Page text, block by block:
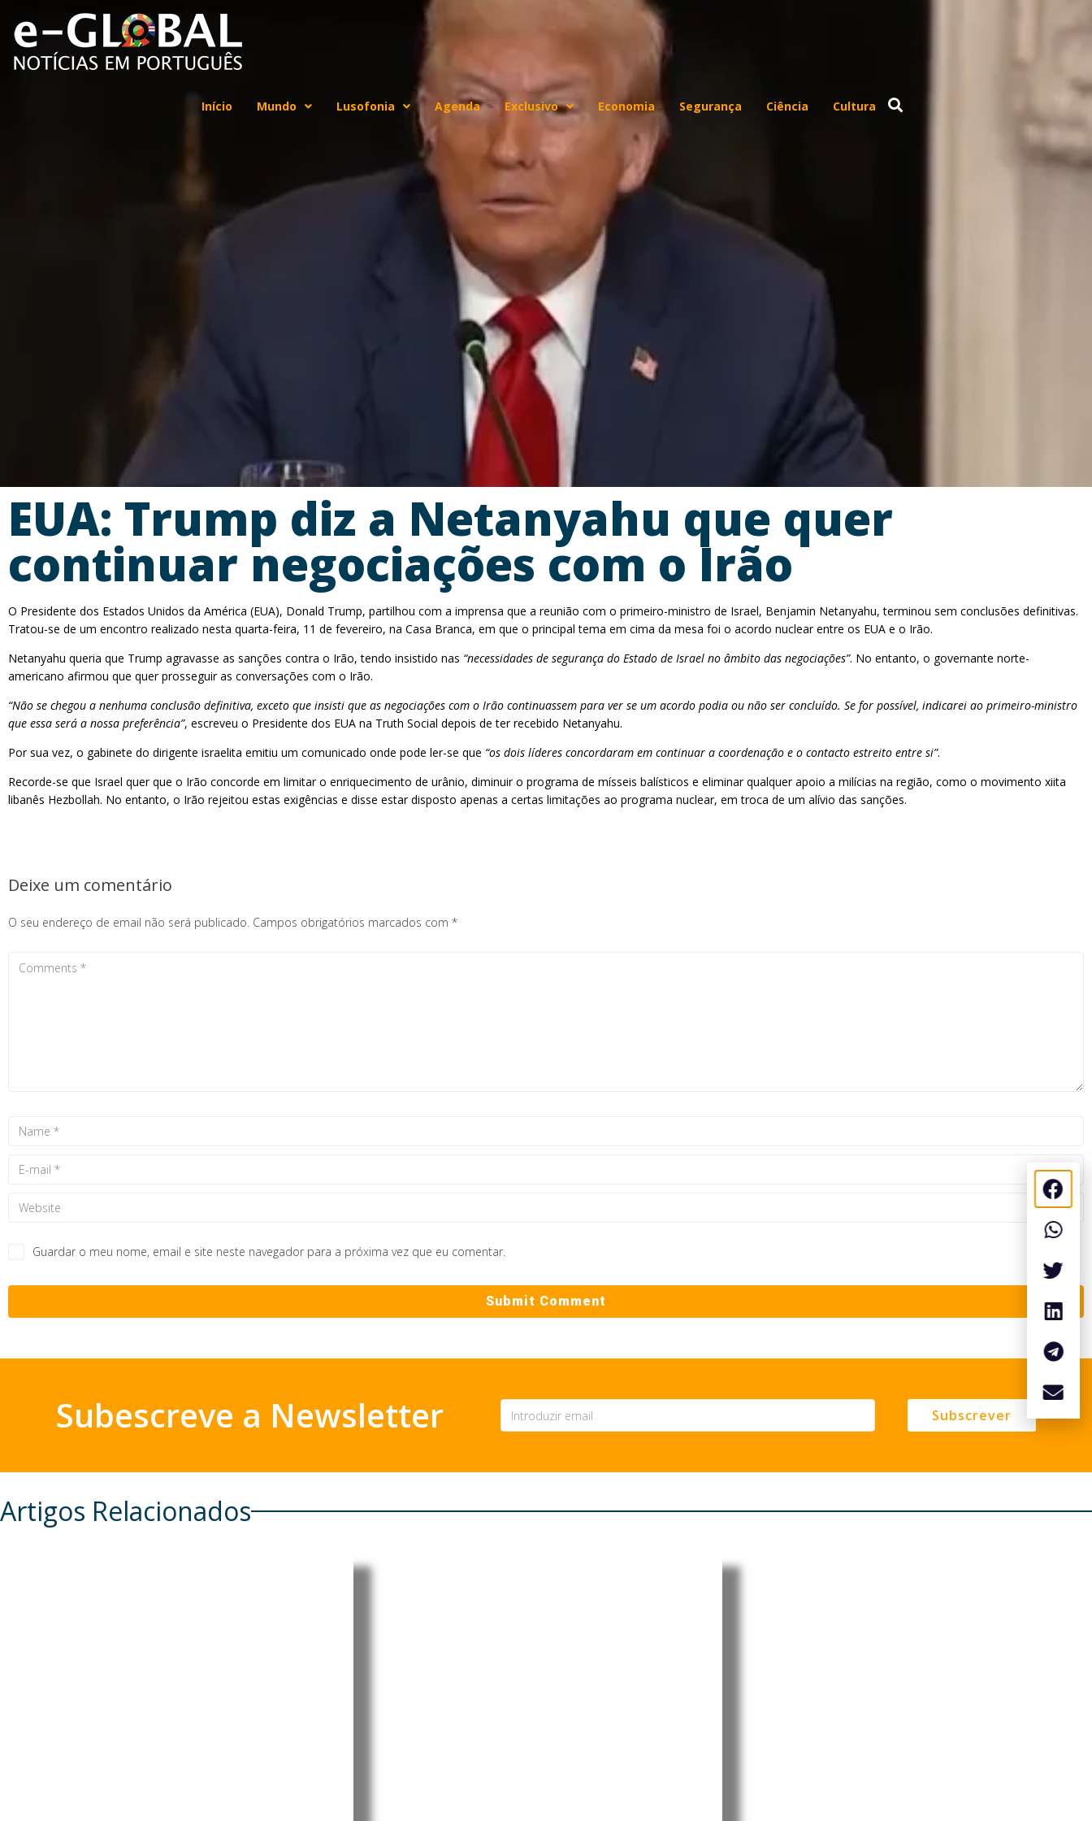
Início Mundo Lusofonia Agenda Exclusivo Economia Segurança Ciência Cultura
EUA: Trump diz a Netanyahu que quer
continuar negociações com o Irão
O Presidente dos Estados Unidos da América (EUA), Donald Trump, partilhou com a imprensa que a reunião com o primeiro-ministro de Israel, Benjamin Netanyahu, terminou sem conclusões definitivas.
Tratou-se de um encontro realizado nesta quarta-feira, 11 de fevereiro, na Casa Branca, em que o principal tema em cima da mesa foi o acordo nuclear entre os EUA e o Irão.
Netanyahu queria que Trump agravasse as sanções contra o Irão, tendo insistido nas “necessidades de segurança do Estado de Israel no âmbito das negociações”. No entanto, o governante norte-
americano afirmou que quer prosseguir as conversações com o Irão.
“Não se chegou a nenhuma conclusão definitiva, exceto que insisti que as negociações com o Irão continuassem para ver se um acordo podia ou não ser concluído. Se for possível, indicarei ao primeiro-ministro
que essa será a nossa preferência”, escreveu o Presidente dos EUA na Truth Social depois de ter recebido Netanyahu.
Por sua vez, o gabinete do dirigente israelita emitiu um comunicado onde pode ler-se que “os dois líderes concordaram em continuar a coordenação e o contacto estreito entre si”.
Recorde-se que Israel quer que o Irão concorde em limitar o enriquecimento de urânio, diminuir o programa de mísseis balísticos e eliminar qualquer apoio a milícias na região, como o movimento xiita
libanês Hezbollah. No entanto, o Irão rejeitou estas exigências e disse estar disposto apenas a certas limitações ao programa nuclear, em troca de um alívio das sanções.
Deixe um comentário
O seu endereço de email não será publicado. Campos obrigatórios marcados com *
Guardar o meu nome, email e site neste navegador para a próxima vez que eu comentar.
Subescreve a Newsletter Subscrever
Artigos Relacionados